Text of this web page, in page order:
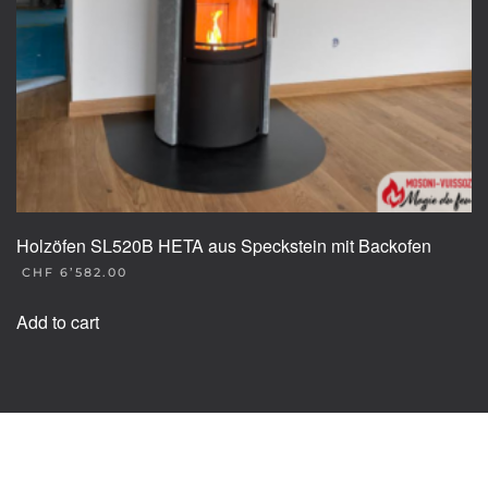
Holzöfen SL520B HETA aus Speckstein mit Backofen
CHF 6’582.00
Add to cart